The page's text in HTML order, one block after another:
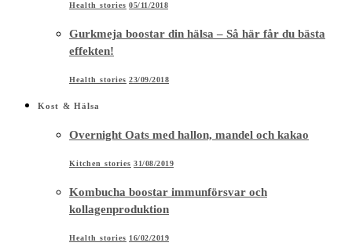
Health stories 05/11/2018
Gurkmeja boostar din hälsa – Så här får du bästa
effekten!
Health stories 23/09/2018
Kost & Hälsa
Overnight Oats med hallon, mandel och kakao
Kitchen stories 31/08/2019
Kombucha boostar immunförsvar och
kollagenproduktion
Health stories 16/02/2019